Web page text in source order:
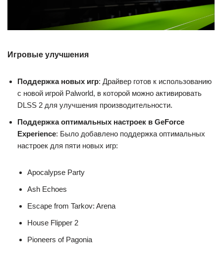
Игровые улучшения
Поддержка новых игр: Драйвер готов к использованию
с новой игрой Palworld, в которой можно активировать
DLSS 2 для улучшения производительности.
Поддержка оптимальных настроек в GeForce
Experience: Было добавлено поддержка оптимальных
настроек для пяти новых игр:
Apocalypse Party
Ash Echoes
Escape from Tarkov: Arena
House Flipper 2
Pioneers of Pagonia